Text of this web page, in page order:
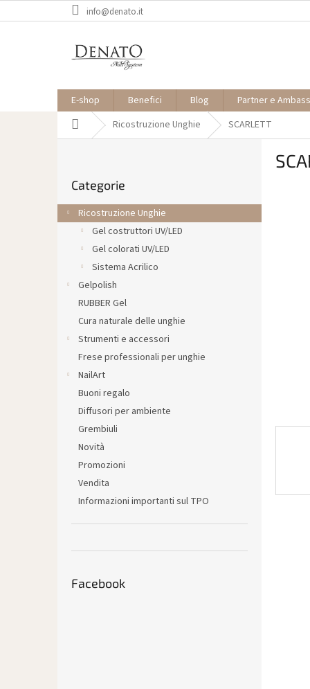
al
info@denato.it
E-shop Benefici Blog Partner e
Casa Ricostruzione Unghie SCARLETT
a
l
le
Categorie
Ricostruzione Unghie
Gel costruttori UV/LED
Gel colorati UV/LED
Sistema Acrilico
Gelpolish
RUBBER Gel
Cura naturale delle unghie
Strumenti e accessori
Frese professionali per unghie
NailArt
Buoni regalo
Diffusori per ambiente
Grembiuli
Novità
Promozioni
Vendita
Informazioni importanti sul TPO
Facebook